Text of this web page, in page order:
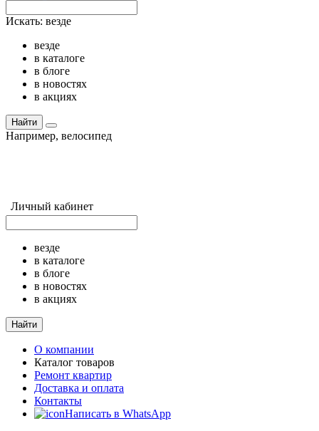
Искать: везде
везде
в каталоге
в блоге
в новостях
в акциях
Найти
Например, велосипед
Личный кабинет
везде
в каталоге
в блоге
в новостях
в акциях
Найти
О компании
Каталог товаров
Ремонт квартир
Доставка и оплата
Контакты
Написать в WhatsApp